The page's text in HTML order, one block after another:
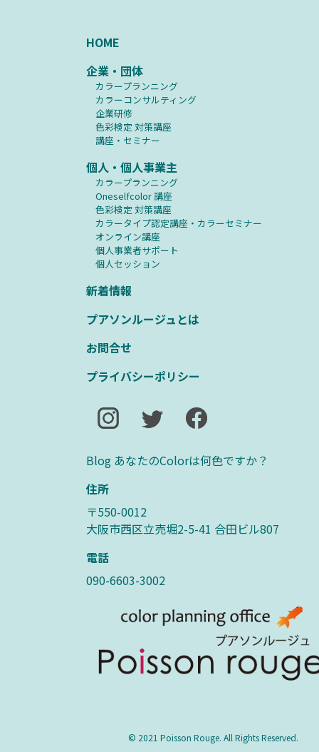
HOME
企業・団体
カラープランニング
カラーコンサルティング
企業研修
⾊彩検定 対策講座
講座・セミナー
個人・個人事業主
カラープランニング
Oneselfcolor 講座
⾊彩検定 対策講座
カラータイプ認定講座・カラーセミナー
オンライン講座
個人事業者サポート
個人セッション
新着情報
プアソンルージュとは
お問合せ
プライバシーポリシー
Blog あなたのColorは何色ですか？
住所
〒550-0012
大阪市西区立売堀2-5-41 合田ビル807
電話
090-6603-3002
© 2021 Poisson Rouge. All Rights Reserved.